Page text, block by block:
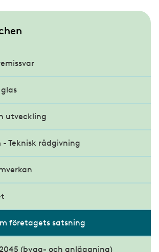
och värmeisolering i
glas
för glas
utveckling
Teknisk rådgivning
företagets satsning
(bygg- och anläggning)